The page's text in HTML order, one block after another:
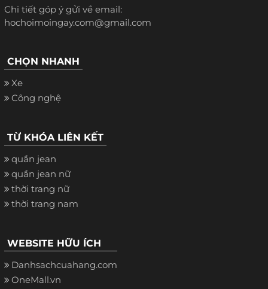
Chi tiết góp ý gửi về email:
hochoimoingay.com@gmail.com
CHỌN NHANH
Xe
Công nghệ
TỪ KHÓA LIÊN KẾT
quần jean
quần jean nữ
thời trang nữ
thời trang nam
WEBSITE HỮU ÍCH
Danhsachcuahang.com
OneMall.vn